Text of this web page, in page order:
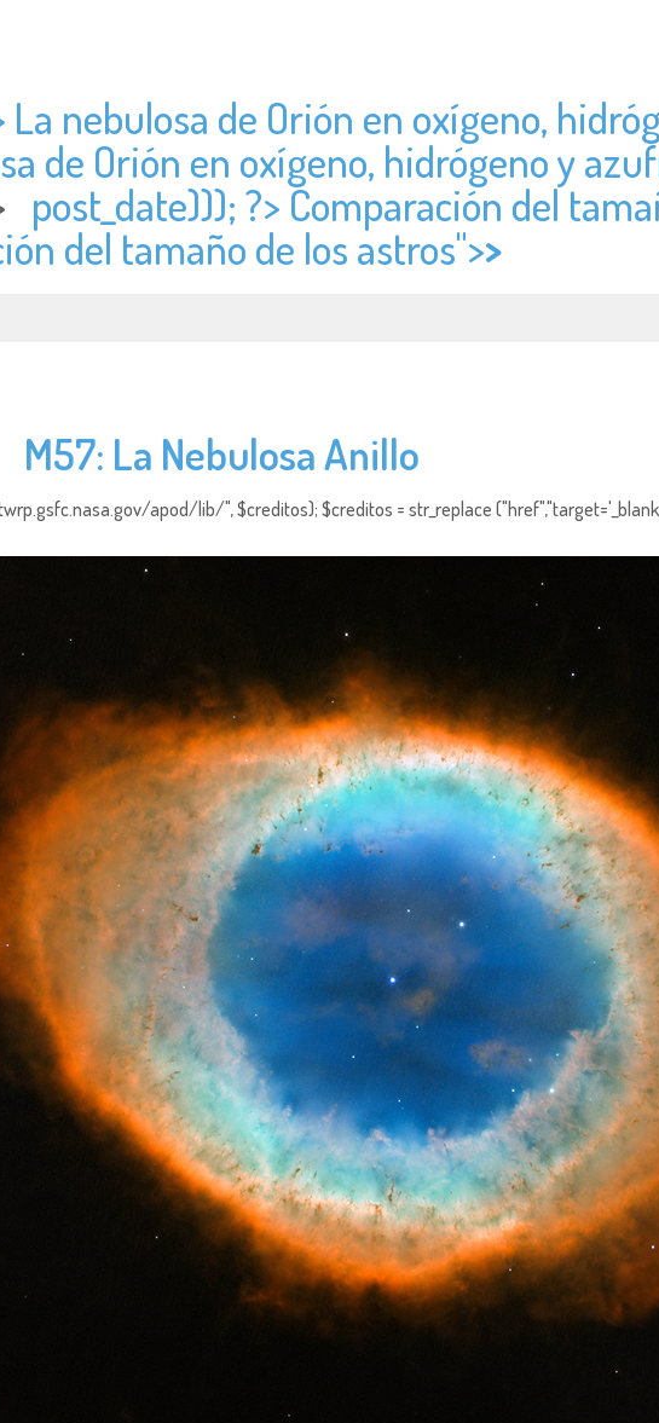
La nebulosa de Orión en oxígeno,
de Orión en oxígeno, hidrógeno y
post_date))); ?> Comparación del
del tamaño de los astros">>
M57: La Nebulosa Anillo
apod/lib/", $creditos); $creditos = str_replace